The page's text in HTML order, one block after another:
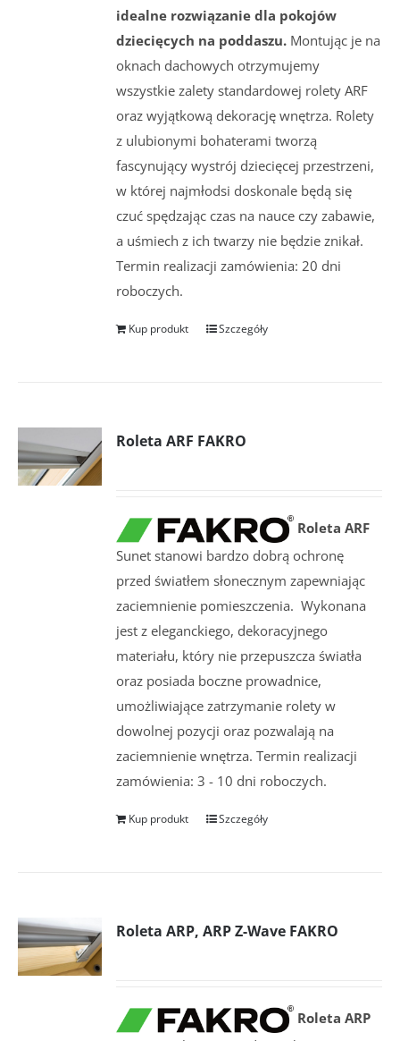
idealne rozwiązanie dla pokojów
dziecięcych na poddaszu. Montując je na
oknach dachowych otrzymujemy
wszystkie zalety standardowej rolety ARF
oraz wyjątkową dekorację wnętrza. Rolety
z ulubionymi bohaterami tworzą
fascynujący wystrój dziecięcej przestrzeni,
w której najmłodsi doskonale będą się
czuć spędzając czas na nauce czy zabawie,
a uśmiech z ich twarzy nie będzie znikał.
Termin realizacji zamówienia: 20 dni
roboczych.
Kup produkt Szczegóły
Roleta ARF FAKRO
Roleta ARF
Sunet stanowi bardzo dobrą ochronę
przed światłem słonecznym zapewniając
zaciemnienie pomieszczenia. Wykonana
jest z eleganckiego, dekoracyjnego
materiału, który nie przepuszcza światła
oraz posiada boczne prowadnice,
umożliwiające zatrzymanie rolety w
dowolnej pozycji oraz pozwalają na
zaciemnienie wnętrza. Termin realizacji
zamówienia: 3 - 10 dni roboczych.
Kup produkt Szczegóły
Roleta ARP, ARP Z-Wave FAKRO
Roleta ARP